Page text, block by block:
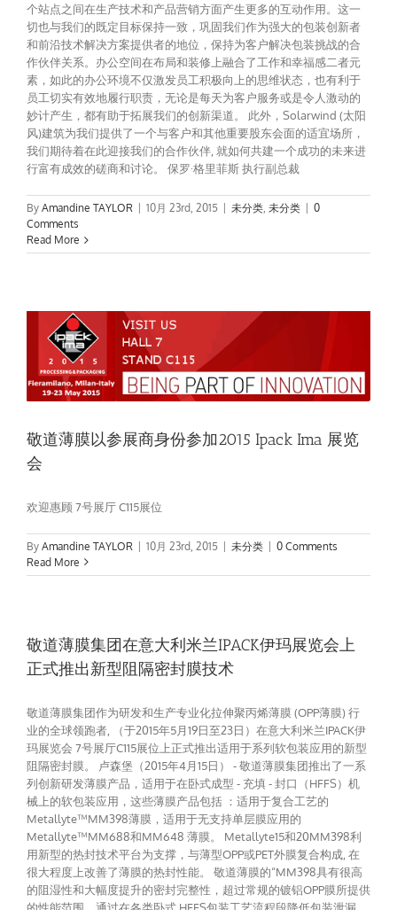
个站点之间在生产技术和产品营销方面产生更多的互动作用。这一
切也与我们的既定目标保持一致，巩固我们作为强大的包装创新者
和前沿技术解决方案提供者的地位，保持为客户解决包装挑战的合
作伙伴关系。办公空间在布局和装修上融合了工作和幸福感二者元
素，如此的办公环境不仅激发员工积极向上的思维状态，也有利于
员工切实有效地履行职责，无论是每天为客户服务或是令人激动的
妙计产生，都有助于拓展我们的创新渠道。 此外，Solarwind (太阳
风)建筑为我们提供了一个与客户和其他重要股东会面的适宜场所，
我们期待着在此迎接我们的合作伙伴, 就如何共建一个成功的未来进
行富有成效的磋商和讨论。 保罗·格里菲斯 执行副总裁
By Amandine TAYLOR 10月 23rd, 2015 未分类, 未分类
0
Comments
Read More
敬道薄膜以参展商身份参加2015 Ipack Ima 展览
会
欢迎惠顾 7号展厅 C115展位
By Amandine TAYLOR 10月 23rd, 2015 未分类
0 Comments
Read More
敬道薄膜集团在意大利米兰IPACK伊玛展览会上
正式推出新型阻隔密封膜技术
敬道薄膜集团作为研发和生产专业化拉伸聚丙烯薄膜 (OPP薄膜) 行
业的全球领跑者, （于2015年5月19日至23日）在意大利米兰IPACK伊
玛展览会 7号展厅C115展位上正式推出适用于系列软包装应用的新型
阻隔密封膜。 卢森堡（2015年4月15日） - 敬道薄膜集团推出了一系
列创新研发薄膜产品，适用于在卧式成型 - 充填 - 封口（HFFS）机
械上的软包装应用，这些薄膜产品包括 ：适用于复合工艺的
Metallyte™MM398薄膜，适用于无支持单层膜应用的
Metallyte™MM688和MM648 薄膜。 Metallyte15和20MM398利
用新型的热封技术平台为支撑，与薄型OPP或PET外膜复合构成, 在
很大程度上改善了薄膜的热封性能。 敬道薄膜的“MM398具有很高
的阻湿性和大幅度提升的密封完整性，超过常规的镀铝OPP膜所提供
的性能范围。通过在各类卧式 HFFS包装工艺流程段降低包装泄漏